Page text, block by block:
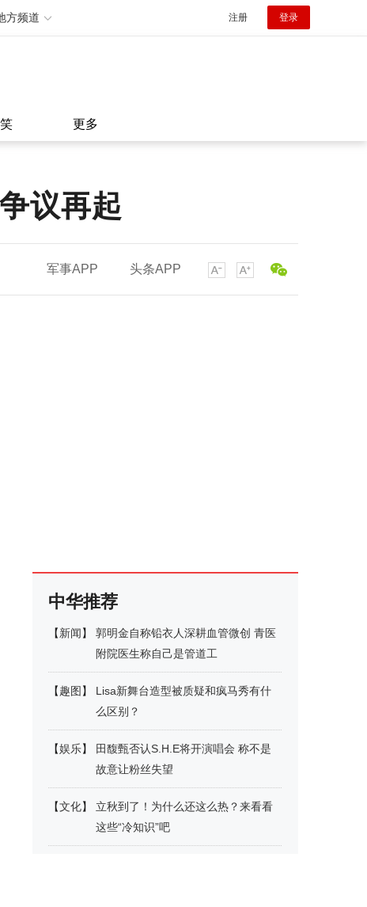
方频道 注册 登录
更多
议再起
军事APP 头条APP
中华推荐
【新闻】
郭明金自称铅衣人深耕血管微创 青医
附院医生称自己是管道工
【趣图 】
Lisa新舞台造型被质疑和疯马秀有什
么区别？
【娱乐】
田馥甄否认S.H.E将开演唱会 称不是
故意让粉丝失望
【文化】
立秋到了！为什么还这么热？来看看
这些“冷知识”吧